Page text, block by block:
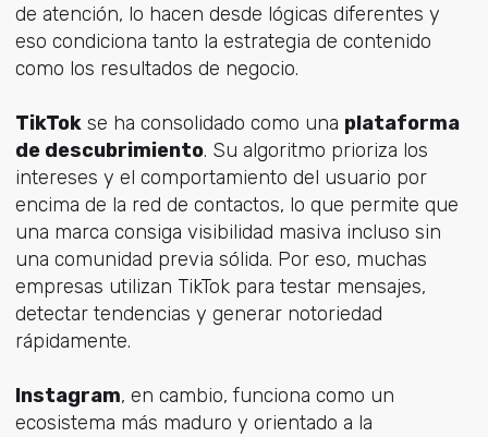
de atención, lo hacen desde lógicas diferentes y
eso condiciona tanto la estrategia de contenido
como los resultados de negocio.
TikTokse ha consolidado como una plataforma
de descubrimiento. Su algoritmo prioriza los
intereses y el comportamiento del usuario por
encima de la red de contactos, lo que permite que
una marca consiga visibilidad masiva incluso sin
una comunidad previa sólida. Por eso, muchas
empresas utilizan TikTok para testar mensajes,
detectar tendencias y generar notoriedad
rápidamente.
Instagram, en cambio, funciona como un
ecosistema más maduro y orientado a la